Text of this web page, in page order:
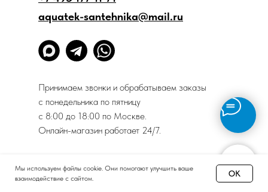
Мы используем файлы cookie. Они помогают улучшить ваше
взаимодействие с сайтом.
OK
Политика конфиденциальности
aquatek-santehnika@mail.ru
Принимаем звонки и обрабатываем заказы
с понедельника по пятницу
с 8:00 до 18:00 по Москве.
Онлайн-магазин работает 24/7.